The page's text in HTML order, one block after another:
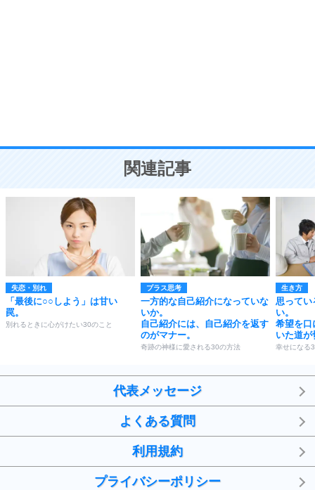
ことが大切。
関連記事
失恋・別れ
「最後に○○しよう」は甘い
罠。
別れるときに心がけたい30のこと
プラス思考
一方的な自己紹介になっていな
いか。
自己紹介には、自己紹介を返す
のがマナー。
奇跡の神様に愛される30の方法
生き方
思ってい
い。
希望を口
いた道が
幸せになる
代表メッセージ
よくある質問
利用規約
プライバシーポリシー